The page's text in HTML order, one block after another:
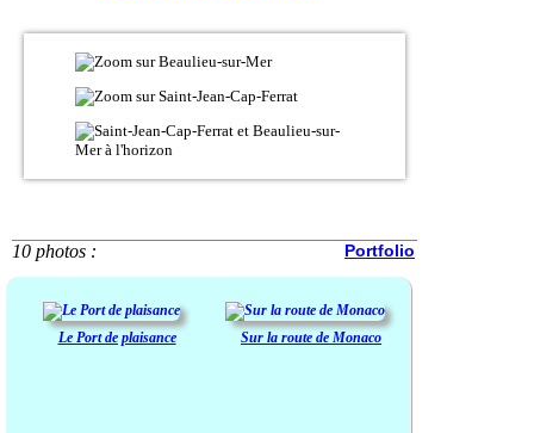
10 photos : Portfolio
Le Port de plaisance Sur la route de Monaco